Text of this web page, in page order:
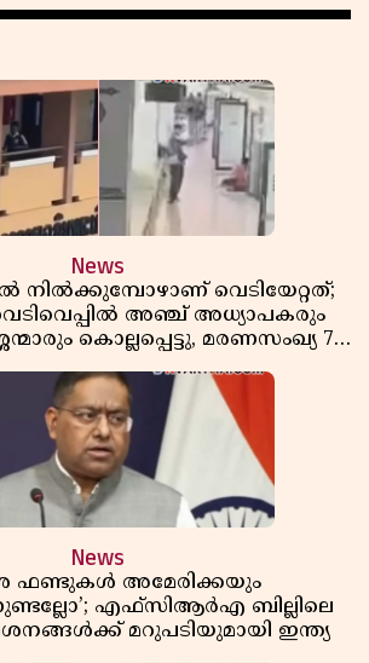
News
നിൽക്കുമ്പോഴാണ് വെടിയേറ്റത്;
അഞ്ച് അധ്യാപകരും
കൊല്ലപ്പെട്ടു, മരണസംഖ്യ 7;
News
ഫണ്ടുകൾ അമേരിക്കയും
എഫ്സിആർഎ ബില്ലിലെ
മറുപടിയുമായി ഇന്ത്യ